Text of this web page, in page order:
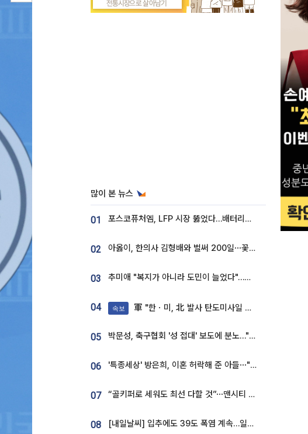
많이 본 뉴스
01 포스코퓨처엠, LFP 시장 뚫었다…배터리사와 대규모 장기 공급 합의
02 아옳이, 한의사 김형배와 벌써 200일⋯꽃다발 들고 "프러포즈 아냐"
03 추미애 "복지가 아니라 도민이 늘었다"…재정난 책임론 정면돌파
04 속보 軍 "한ㆍ미, 北 발사 탄도미사일 제원 정밀분석 중"
05 박문성, 축구협회 '성 접대' 보도에 분노…"다 말아먹으려고 작정했나"
06 '특종세상' 방은희, 이혼 허락해 준 아들⋯"너무 잘 커줬다" 오열
07 “골키퍼로 세워도 최선 다할 것”⋯맨시티 누네스, 주전 경쟁 각오 [인터뷰]
08 [내일날씨] 입추에도 39도 폭염 계속…일부 지역 소나기